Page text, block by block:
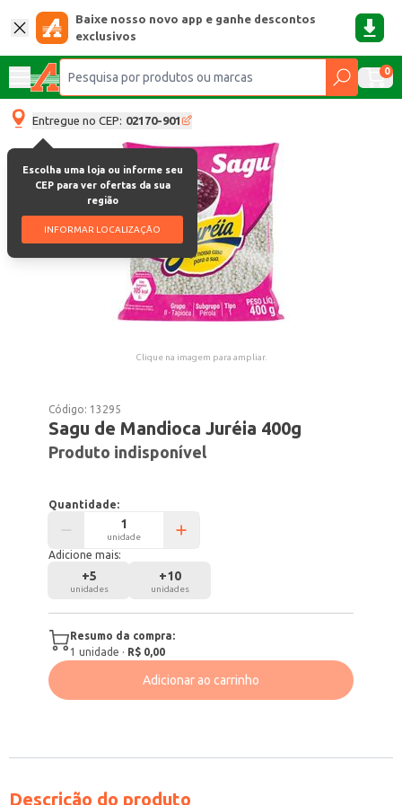
Baixe nosso novo app e ganhe descontos
exclusivos
0
Entregue no CEP: 02170-901
Escolha uma loja ou informe seu
CEP para ver ofertas da sua
região
INFORMAR LOCALIZAÇÃO
Clique na imagem para ampliar.
Código: 13295
Sagu de Mandioca Juréia 400g
Produto indisponível
Quantidade:
unidade
Adicione mais:
+5
unidades
+10
unidades
Resumo da compra:
1 unidade · R$ 0,00
Adicionar ao carrinho
Descrição do produto